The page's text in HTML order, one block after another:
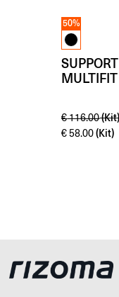
50%
MULTIFIT
€116.00
€58.00 (Kit)